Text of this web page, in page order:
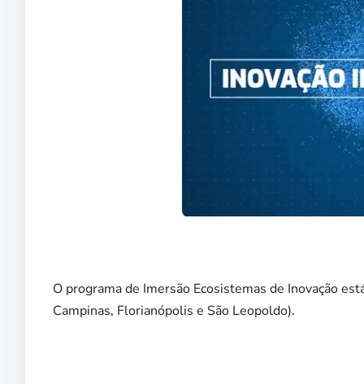
O programa de Imersão Ecosistemas de Inovação
Campinas, Florianópolis e São Leopoldo).